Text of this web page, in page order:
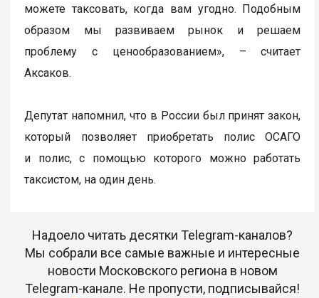
можете таксовать, когда вам угодно. Подобным
образом мы развиваем рынок и решаем
проблему с ценообразованием», – считает
Аксаков.
Депутат напомнил, что в России был принят закон,
который позволяет приобретать полис ОСАГО
и полис, с помощью которого можно работать
таксистом, на один день.
Надоело читать десятки Telegram-каналов?
Мы собрали все самые важные и интересные
новости Московского региона в новом
Telegram-канале. Не пропусти, подписывайся!